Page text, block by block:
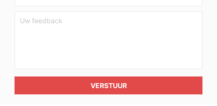
VERSTUUR